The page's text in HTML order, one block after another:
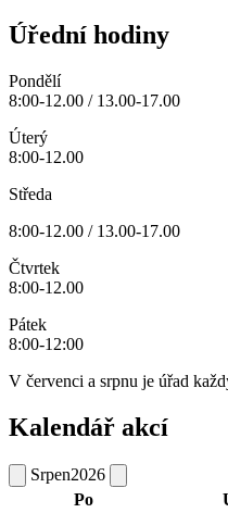
Úřední hodiny
Pondělí
8:00-12.00 / 13.00-17.00
Úterý
8:00-12.00
Středa
8:00-12.00 / 13.00-17.00
Čtvrtek
8:00-12.00
Pátek
8:00-12:00
V červenci a srpnu je úřad
Kalendář akcí
Srpen2026
Po